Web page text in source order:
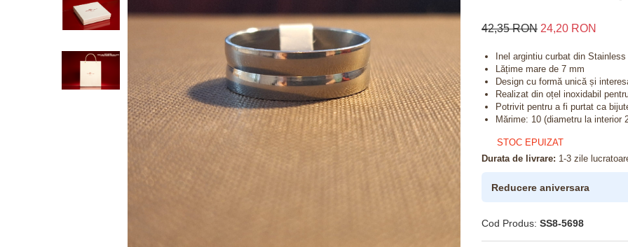
Bijuterii din argint placate cu aur 24K
42,35 RON 24,20 RON
Inel argintiu curbat din Stainless
Lățime mare de 7 mm
Design cu formă unică și
Realizat din oțel inoxidabil
Potrivit pentru a fi purtat ca
Mărime: 10 (diametru la interior
STOC EPUIZAT
Durata de livrare: 1-3 zile
Reducere aniversara
Cod Produs: SS8-5698